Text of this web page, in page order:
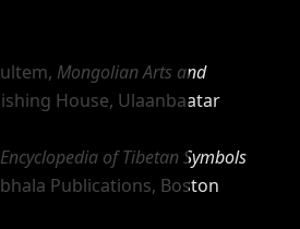
Mongolian Arts and
House, Ulaanbaatar
of Tibetan Symbols
Publications, Boston